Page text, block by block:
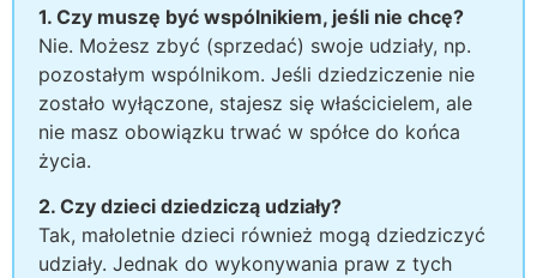
1. Czy muszę być wspólnikiem, jeśli nie chcę?
Nie. Możesz zbyć (sprzedać) swoje udziały, np.
pozostałym wspólnikom. Jeśli dziedziczenie nie
zostało wyłączone, stajesz się właścicielem, ale
nie masz obowiązku trwać w spółce do końca
życia.
2. Czy dzieci dziedziczą udziały?
Tak, małoletnie dzieci również mogą dziedziczyć
udziały. Jednak do wykonywania praw z tych